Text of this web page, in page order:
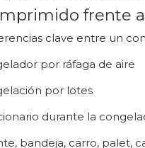
frente
clave entre un
por ráfaga de aire
por lotes
durante la
bandeja, carro, palet,